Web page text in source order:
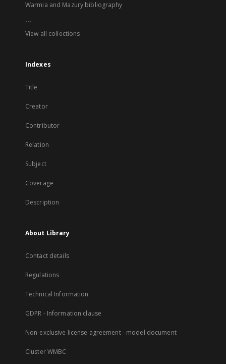
Warmia and Mazury bibliography
...
View all collections
Indexes
Title
Creator
Contributor
Relation
Subject
Coverage
Description
About Library
Contact details
Regulations
Technical Information
GDPR - Information clause
Non-exclusive license agreement - model document
Cluster WMBC